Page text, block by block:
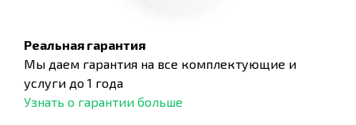
Реальная гарантия
Мы даем гарантия на все комплектующие и
услуги до 1 года
Узнать о гарантии больше